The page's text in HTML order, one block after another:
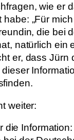
wie er
habe: „Für
die bei
natürlich ein
er, dass Jürn
weiter:
die